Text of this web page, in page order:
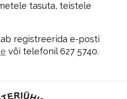
tasuta, teistele
registreerida e-posti
või telefonil 627 5740.